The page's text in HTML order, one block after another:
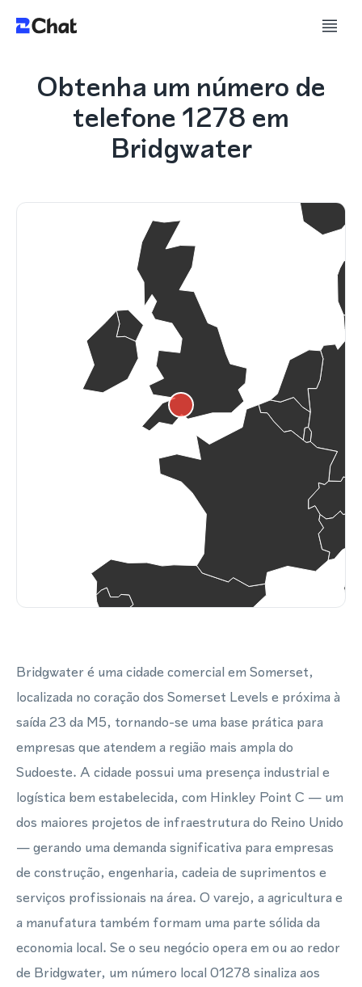
Obtenha um número de
telefone 1278 em
Bridgwater
Bridgwater é uma cidade comercial em Somerset,
localizada no coração dos Somerset Levels e próxima à
saída 23 da M5, tornando-se uma base prática para
empresas que atendem a região mais ampla do
Sudoeste. A cidade possui uma presença industrial e
logística bem estabelecida, com Hinkley Point C — um
dos maiores projetos de infraestrutura do Reino Unido
— gerando uma demanda significativa para empresas
de construção, engenharia, cadeia de suprimentos e
serviços profissionais na área. O varejo, a agricultura e
a manufatura também formam uma parte sólida da
economia local. Se o seu negócio opera em ou ao redor
de Bridgwater, um número local 01278 sinaliza aos